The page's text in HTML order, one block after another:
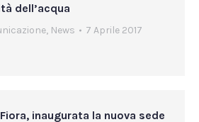
dell’acqua
, News
7 Aprile 2017
inaugurata la nuova sede